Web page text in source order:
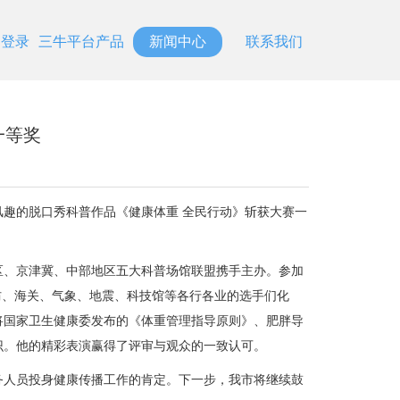
录 三牛平台产品 新闻中心 联系我们
等奖
的脱口秀科普作品《健康体重 全民行动》斩获大赛一
京津冀、中部地区五大科普场馆联盟携手主办。参加
海关、气象、地震、科技馆等各行各业的选手们化
家卫生健康委发布的《体重管理指导原则》、肥胖导
他的精彩表演赢得了评审与观众的一致认可。
员投身健康传播工作的肯定。下一步，我市将继续鼓